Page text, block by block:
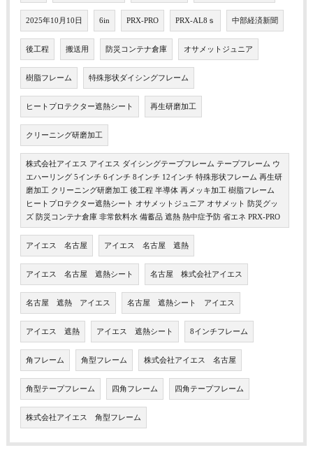
2025年10月10日 6in PRX-PRO PRX-AL8ｓ 中部経済新聞
後工程 搬送用 防災コンテナ倉庫 オサメットジュニア
樹脂フレーム 特殊形状ダイシングフレーム
ヒートプロテクター遮熱シート 再生研磨加工
クリーニング研磨加工
株式会社アイエス アイエス ダイシングテープフレーム テープフレーム ウ
エハーリング 5インチ 6インチ 8インチ 12インチ 特殊形状フレーム 再生研
磨加工 クリーニング研磨加工 後工程 半導体 再メッキ加工 樹脂フレーム
ヒートプロテクター遮熱シート オサメットジュニア オサメット 防災グッ
ズ 防災コンテナ倉庫 非常飲料水 備蓄品 遮熱 熱中症予防 省エネ PRX-PRO
アイエス 名古屋 アイエス 名古屋 遮熱
アイエス 名古屋 遮熱シート 名古屋 株式会社アイエス
名古屋 遮熱 アイエス 名古屋 遮熱シート アイエス
アイエス 遮熱 アイエス 遮熱シート 8インチフレーム
角フレーム 角型フレーム 株式会社アイエス 名古屋
角型テープフレーム 四角フレーム 四角テープフレーム
株式会社アイエス 角型フレーム